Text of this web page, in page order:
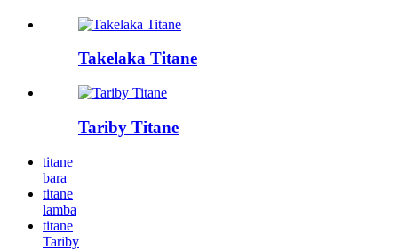
Takelaka Titane
Tariby Titane
titane
bara
titane
lamba
titane
Tariby